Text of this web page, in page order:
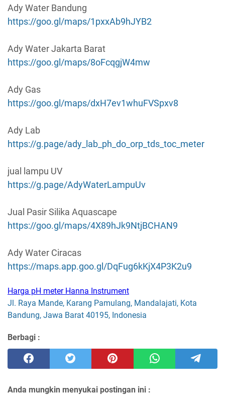
Ady Water Bandung
https://goo.gl/maps/1pxxAb9hJYB2
Ady Water Jakarta Barat
https://goo.gl/maps/8oFcqgjW4mw
Ady Gas
https://goo.gl/maps/dxH7ev1whuFVSpxv8
Ady Lab
https://g.page/ady_lab_ph_do_orp_tds_toc_meter
jual lampu UV
https://g.page/AdyWaterLampuUv
Jual Pasir Silika Aquascape
https://goo.gl/maps/4X89hJk9NtjBCHAN9
Ady Water Ciracas
https://maps.app.goo.gl/DqFug6kKjX4P3K2u9
Harga pH meter Hanna Instrument
Jl. Raya Mande, Karang Pamulang, Mandalajati, Kota
Bandung, Jawa Barat 40195, Indonesia
Berbagi :
Anda mungkin menyukai postingan ini :